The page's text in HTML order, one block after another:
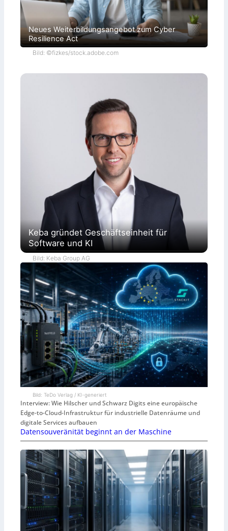
Neues Weiterbildungsangebot zum Cyber
Resilience Act
Bild: ©fizkes/stock.adobe.com
Keba gründet Geschäftseinheit für
Software und KI
Bild: Keba Group AG
Bild: TeDo Verlag / KI-generiert
Interview: Wie Hilscher und Schwarz Digits eine europäische
Edge-to-Cloud-Infrastruktur für industrielle Datenräume und
digitale Services aufbauen
Datensouveränität beginnt an der Maschine